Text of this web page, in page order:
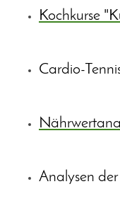
Kochkurse
Cardio-
Analysen